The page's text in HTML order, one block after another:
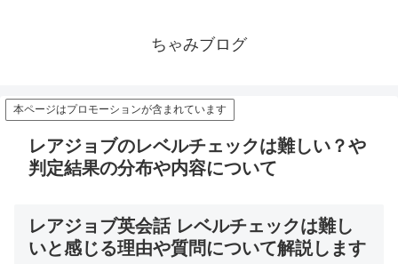
ちゃみブログ
本ページはプロモーションが含まれています
レアジョブのレベルチェックは難しい？や
判定結果の分布や内容について
レアジョブ英会話 レベルチェックは難し
いと感じる理由や質問について解説します